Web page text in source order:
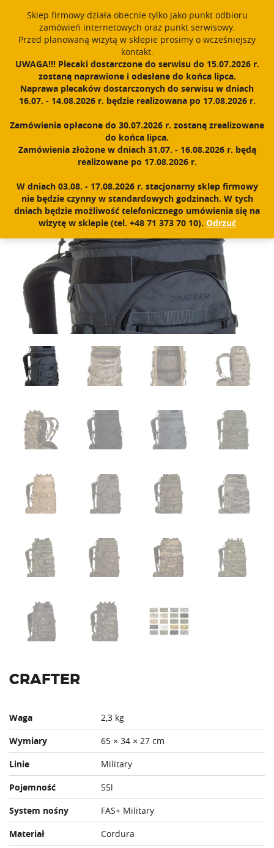
{dataLayer.push(arguments);} gtag('js', new Date()); gtag('config',
'UA-11892555-1');
PROUDLY MADE IN POLAND SINCE 1984 Polski
Zarejestruj się Zaloguj się 0
N
w
g
j
a
Crafter
CRAFTER
Waga
2,3 kg
Wymiary
65 × 34 × 27 cm
Linie
Military
Pojemność
55l
System nośny
FAS+ Military
Materiał
Cordura
Sklep firmowy działa obecnie tylko jako punkt odbioru
zamówień internetowych oraz punkt serwisowy.
Przed planowaną wizytą w sklepie prosimy o wcześniejszy
kontakt.
UWAGA!!! Plecaki dostarczone do serwisu do 15.07.2026 r.
zostaną naprawione i odesłane do końca lipca.
Naprawa plecaków dostarczonych do serwisu w dniach
16.07. - 14.08.2026 r. będzie realizowana po 17.08.2026 r.
Zamówienia opłacone do 30.07.2026 r. zostaną zrealizowane
do końca lipca.
Zamówienia złożone w dniach 31.07. - 16.08.2026 r. będą
realizowane po 17.08.2026 r.
W dniach 03.08. - 17.08.2026 r. stacjonarny sklep firmowy
nie będzie czynny w standardowych godzinach. W tych
dniach będzie możliwość telefonicznego umówienia się na
wizytę w sklepie (tel. +48 71 373 70 10). Odrzuć